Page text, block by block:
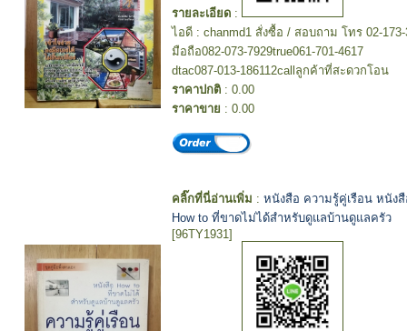
รายละเอียด :
ไอดี : chanmd1 สั่งซื้อ / สอบถาม โทร 02-173-
มือถือ082-073-7929true061-701-4617
dtac087-013-186112callลูกค้าที่สะดวกโอน
ราคาปกติ : 0.00
ราคาขาย : 0.00
คลิ๊กที่นี่อ่านเพิ่ม : หนังสือ ความรู้คู่เรือน หนัง
How to ที่ขาดไม่ได้สำหรับดูแลบ้านดูแลครัว
[96TY1931]